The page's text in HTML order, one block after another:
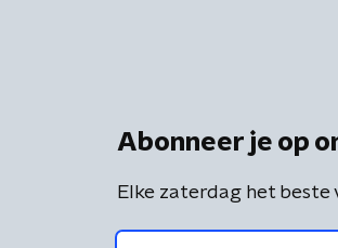
Abonneer je op
Elke zaterdag het beste